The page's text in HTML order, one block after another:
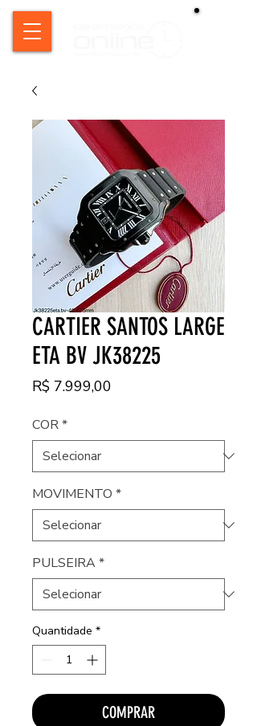
CARTIER SANTOS LARGE
ETA BV JK38225
R$ 7.999,00
COR*
MOVIMENTO *
PULSEIRA*
Quantidade *
COMPRAR